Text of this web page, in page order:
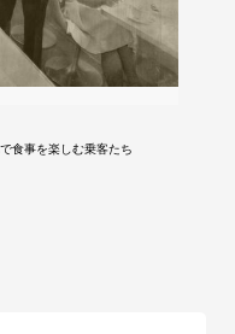
食事を楽しむ乗客たち